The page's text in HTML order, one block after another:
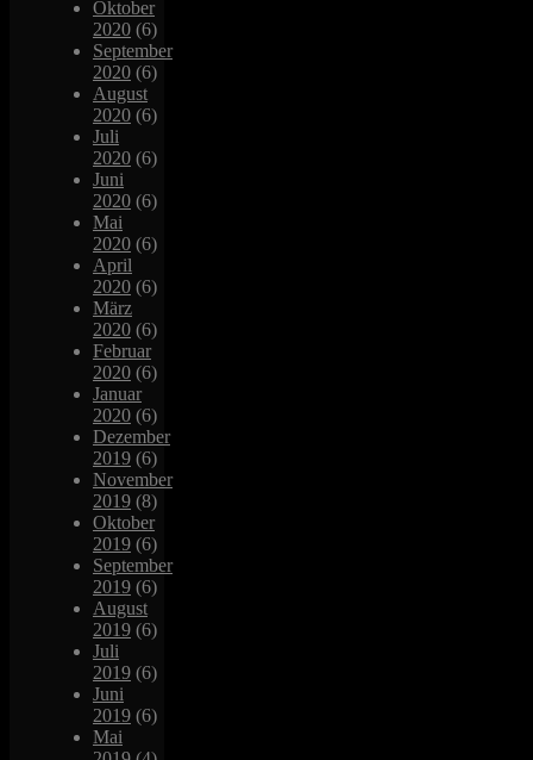
Oktober
2020 (6)
September
2020 (6)
August
2020 (6)
Juli
2020 (6)
Juni
2020 (6)
Mai
2020 (6)
April
2020 (6)
März
2020 (6)
Februar
2020 (6)
Januar
2020 (6)
Dezember
2019 (6)
November
2019 (8)
Oktober
2019 (6)
September
2019 (6)
August
2019 (6)
Juli
2019 (6)
Juni
2019 (6)
Mai